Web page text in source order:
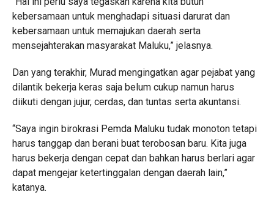
kebersamaan untuk menghadapi situasi darurat dan
kebersamaan untuk memajukan daerah serta
mensejahterakan masyarakat Maluku,” jelasnya.
Dan yang terakhir, Murad mengingatkan agar pejabat yang
dilantik bekerja keras saja belum cukup namun harus
diikuti dengan jujur, cerdas, dan tuntas serta akuntansi.
“Saya ingin birokrasi Pemda Maluku tudak monoton tetapi
harus tanggap dan berani buat terobosan baru. Kita juga
harus bekerja dengan cepat dan bahkan harus berlari agar
dapat mengejar ketertinggalan dengan daerah lain,”
katanya.